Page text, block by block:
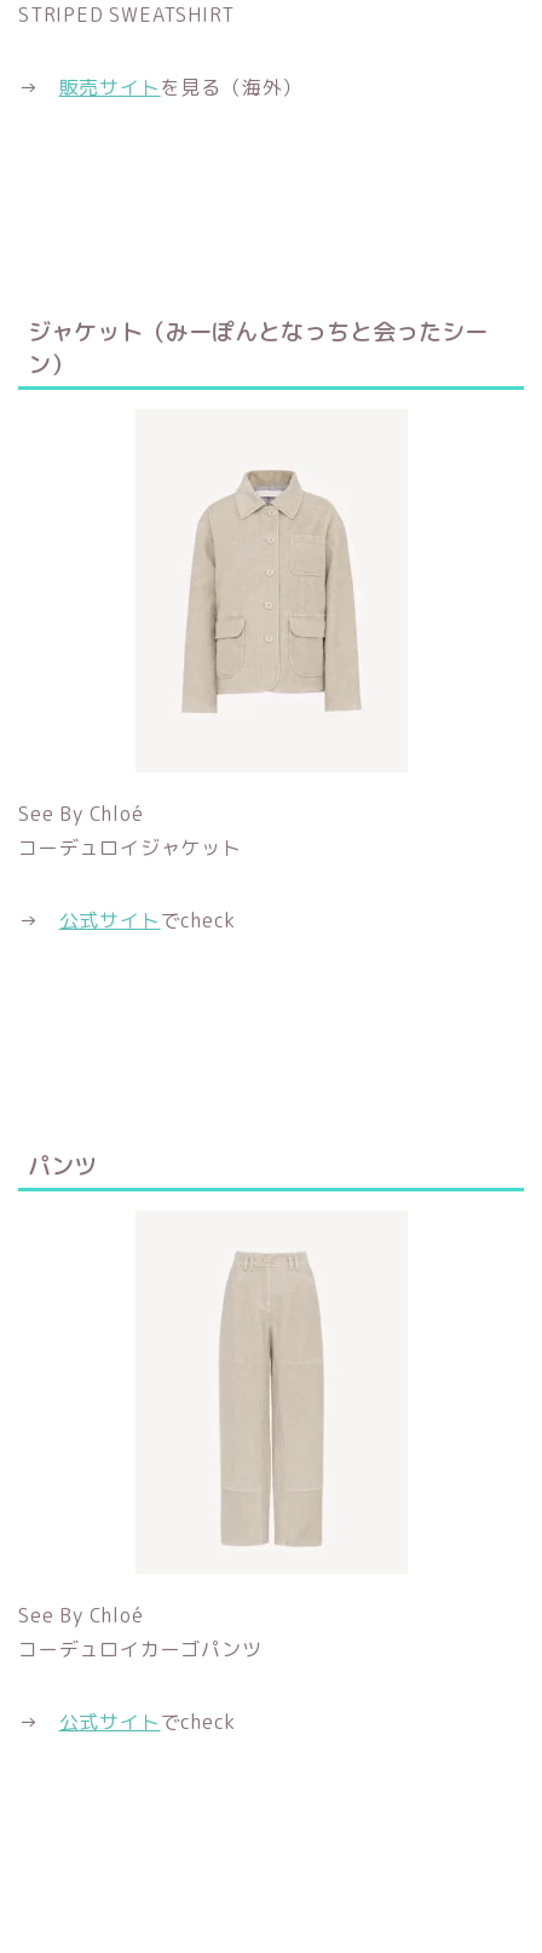
STRIPED SWEATSHIRT
→ 販売サイトを見る（海外）
ジャケット（みーぽんとなっちと会ったシー
ン）
See By Chloé
コーデュロイジャケット
→ 公式サイトでcheck
パンツ
See By Chloé
コーデュロイカーゴパンツ
→ 公式サイトでcheck